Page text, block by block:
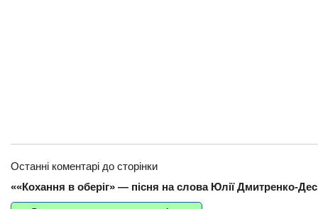
Останні коментарі до сторінки
««Кохання в оберіг» — пісня на слова Юлії Дмитренко-